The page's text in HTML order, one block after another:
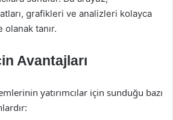
grafikleri ve analizleri kolayca
tanır.
Avantajları
yatırımcılar için sunduğu bazı